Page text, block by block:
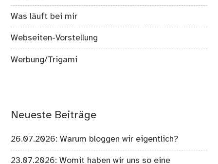
Was läuft bei mir
Webseiten-Vorstellung
Werbung/Trigami
Neueste Beiträge
26.07.2026: Warum bloggen wir eigentlich?
23.07.2026: Womit haben wir uns so eine